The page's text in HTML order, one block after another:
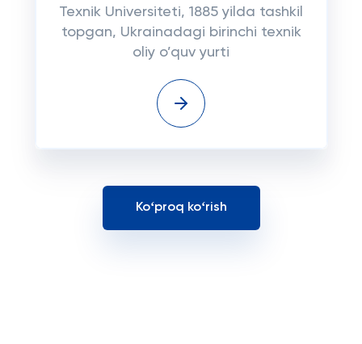
Texnik Universiteti, 1885 yilda tashkil
topgan, Ukrainadagi birinchi texnik
oliy o’quv yurti
Koʻproq koʻrish